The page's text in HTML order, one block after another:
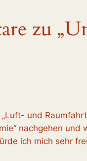
zu
und
nachgehen
ich mich sehr